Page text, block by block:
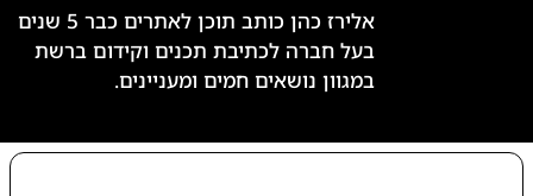
אלירז כהן כותב תוכן לאתרים כבר 5 שנים
בעל חברה לכתיבת תכנים וקידום ברשת
במגוון נושאים חמים ומעניינים.